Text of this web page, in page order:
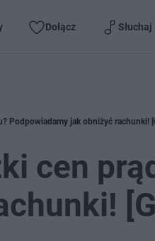
Dołącz Słuchaj
Podpowiadamy jak obniżyć rachunki!
cen